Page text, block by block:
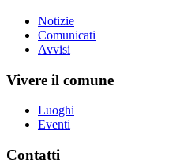
Notizie
Comunicati
Avvisi
Vivere il comune
Luoghi
Eventi
Contatti